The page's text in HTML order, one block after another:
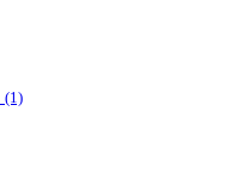
(1)